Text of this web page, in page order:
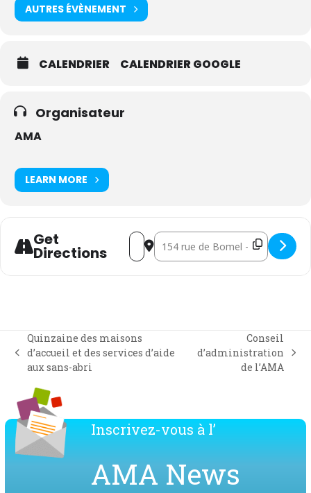
AUTRES ÉVÈNEMENT
CALENDRIER CALENDRIER GOOGLE
Organisateur
AMA
LEARN MORE
Get
Directions
Address - Intervision AMA membres de
Destination Address - Intervision
previous
post:
Quinzaine des maisons
d’accueil et des services d’aide
aux sans-abri
next
Conseil
d’administration
de l’AMA
Inscrivez-vous à l’
AMA News